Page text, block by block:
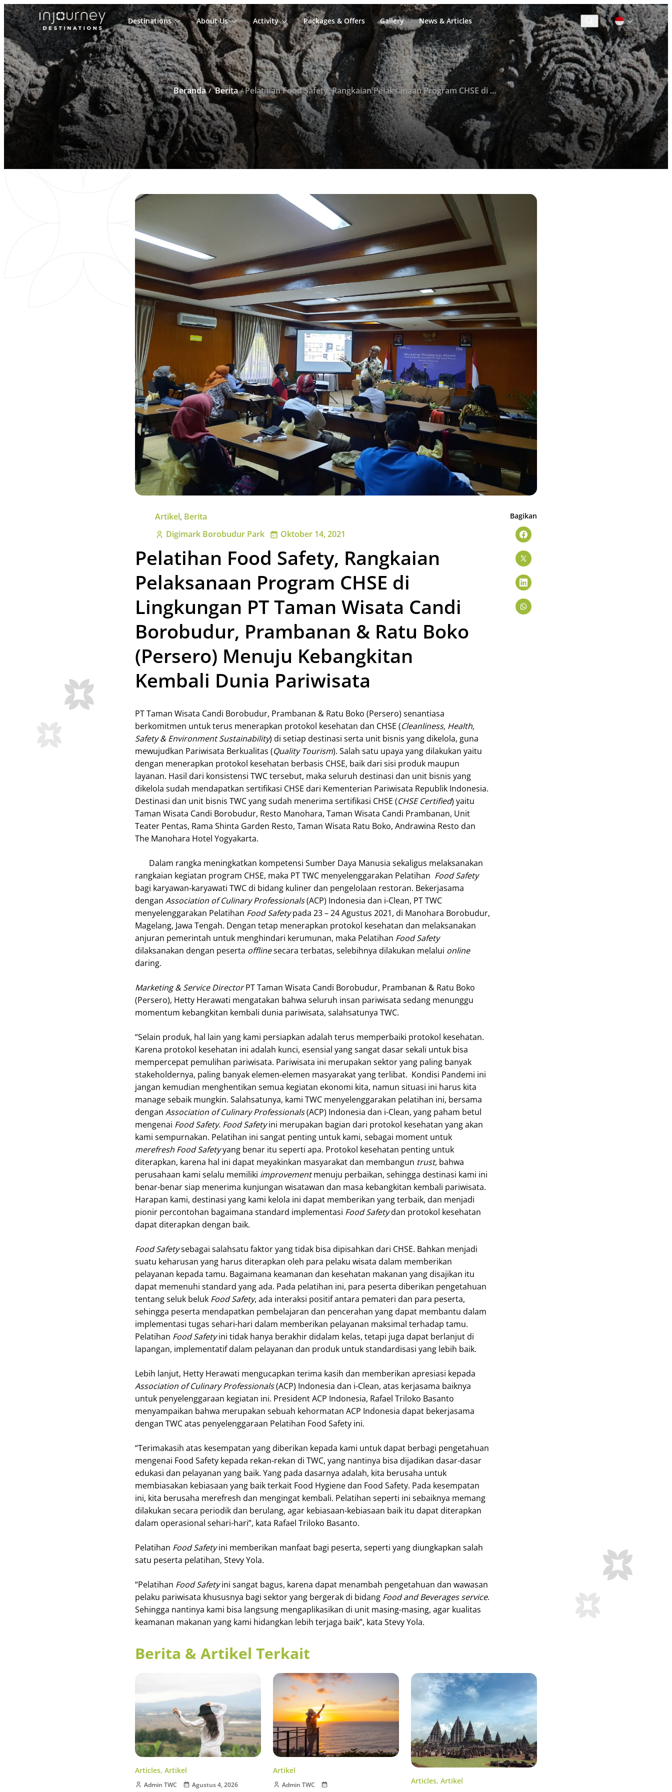
Destinations About Us Activity Packages & Offers Gallery News & Articles
Cari
untuk:
Cari
Beranda Berita Pelatihan Food Safety, Rangkaian Pelaksanaan Program CHSE di Lingkungan PT Taman Wisata Candi Borobudur, Prambanan & Ratu Boko (Persero) Menuju Kebangkitan Kembali Dunia Pariwisata
Artikel, Berita
Digimark Borobudur Park
Oktober 14, 2021
Pelatihan Food Safety, Rangkaian
Pelaksanaan Program CHSE di
Lingkungan PT Taman Wisata Candi
Borobudur, Prambanan & Ratu Boko
(Persero) Menuju Kebangkitan
Kembali Dunia Pariwisata
PT Taman Wisata Candi Borobudur, Prambanan & Ratu Boko (Persero) senantiasa
berkomitmen untuk terus menerapkan protokol kesehatan dan CHSE (Cleanliness, Health,
Safety & Environment Sustainability) di setiap destinasi serta unit bisnis yang dikelola, guna
mewujudkan Pariwisata Berkualitas (Quality Tourism). Salah satu upaya yang dilakukan yaitu
dengan menerapkan protokol kesehatan berbasis CHSE, baik dari sisi produk maupun
layanan. Hasil dari konsistensi TWC tersebut, maka seluruh destinasi dan unit bisnis yang
dikelola sudah mendapatkan sertifikasi CHSE dari Kementerian Pariwisata Republik Indonesia.
Destinasi dan unit bisnis TWC yang sudah menerima sertifikasi CHSE (CHSE Certified) yaitu
Taman Wisata Candi Borobudur, Resto Manohara, Taman Wisata Candi Prambanan, Unit
Teater Pentas, Rama Shinta Garden Resto, Taman Wisata Ratu Boko, Andrawina Resto dan
The Manohara Hotel Yogyakarta.
Dalam rangka meningkatkan kompetensi Sumber Daya Manusia sekaligus melaksanakan
rangkaian kegiatan program CHSE, maka PT TWC menyelenggarakan Pelatihan Food Safety
bagi karyawan-karyawati TWC di bidang kuliner dan pengelolaan restoran. Bekerjasama
dengan Association of Culinary Professionals(ACP) Indonesia dan i-Clean, PT TWC
menyelenggarakan Pelatihan Food Safetypada 23 – 24 Agustus 2021, di Manohara Borobudur,
Magelang, Jawa Tengah. Dengan tetap menerapkan protokol kesehatan dan melaksanakan
anjuran pemerintah untuk menghindari kerumunan, maka Pelatihan Food Safety
dilaksanakan dengan peserta offlinesecara terbatas, selebihnya dilakukan melalui online
daring.
Marketing & Service DirectorPT Taman Wisata Candi Borobudur, Prambanan & Ratu Boko
(Persero), Hetty Herawati mengatakan bahwa seluruh insan pariwisata sedang menunggu
momentum kebangkitan kembali dunia pariwisata, salahsatunya TWC.
“Selain produk, hal lain yang kami persiapkan adalah terus memperbaiki protokol kesehatan.
Karena protokol kesehatan ini adalah kunci, esensial yang sangat dasar sekali untuk bisa
mempercepat pemulihan pariwisata. Pariwisata ini merupakan sektor yang paling banyak
stakeholdernya, paling banyak elemen-elemen masyarakat yang terlibat. Kondisi Pandemi ini
jangan kemudian menghentikan semua kegiatan ekonomi kita, namun situasi ini harus kita
manage sebaik mungkin. Salahsatunya, kami TWC menyelenggarakan pelatihan ini, bersama
dengan Association of Culinary Professionals(ACP) Indonesia dan i-Clean, yang paham betul
mengenai Food Safety. Food Safetyini merupakan bagian dari protokol kesehatan yang akan
kami sempurnakan. Pelatihan ini sangat penting untuk kami, sebagai moment untuk
merefresh Food Safetyyang benar itu seperti apa. Protokol kesehatan penting untuk
diterapkan, karena hal ini dapat meyakinkan masyarakat dan membangun trust, bahwa
perusahaan kami selalu memiliki improvementmenuju perbaikan, sehingga destinasi kami ini
benar-benar siap menerima kunjungan wisatawan dan masa kebangkitan kembali pariwisata.
Harapan kami, destinasi yang kami kelola ini dapat memberikan yang terbaik, dan menjadi
pionir percontohan bagaimana standard implementasi Food Safetydan protokol kesehatan
dapat diterapkan dengan baik.
Food Safetysebagai salahsatu faktor yang tidak bisa dipisahkan dari CHSE. Bahkan menjadi
suatu keharusan yang harus diterapkan oleh para pelaku wisata dalam memberikan
pelayanan kepada tamu. Bagaimana keamanan dan kesehatan makanan yang disajikan itu
dapat memenuhi standard yang ada. Pada pelatihan ini, para peserta diberikan pengetahuan
tentang seluk beluk Food Safety, ada interaksi positif antara pemateri dan para peserta,
sehingga peserta mendapatkan pembelajaran dan pencerahan yang dapat membantu dalam
implementasi tugas sehari-hari dalam memberikan pelayanan maksimal terhadap tamu.
Pelatihan Food Safetyini tidak hanya berakhir didalam kelas, tetapi juga dapat berlanjut di
lapangan, implementatif dalam pelayanan dan produk untuk standardisasi yang lebih baik.
Lebih lanjut, Hetty Herawati mengucapkan terima kasih dan memberikan apresiasi kepada
Association of Culinary Professionals(ACP) Indonesia dan i-Clean, atas kerjasama baiknya
untuk penyelenggaraan kegiatan ini. President ACP Indonesia, Rafael Triloko Basanto
menyampaikan bahwa merupakan sebuah kehormatan ACP Indonesia dapat bekerjasama
dengan TWC atas penyelenggaraan Pelatihan Food Safety ini.
“Terimakasih atas kesempatan yang diberikan kepada kami untuk dapat berbagi pengetahuan
mengenai Food Safety kepada rekan-rekan di TWC, yang nantinya bisa dijadikan dasar-dasar
edukasi dan pelayanan yang baik. Yang pada dasarnya adalah, kita berusaha untuk
membiasakan kebiasaan yang baik terkait Food Hygiene dan Food Safety. Pada kesempatan
ini, kita berusaha merefresh dan mengingat kembali. Pelatihan seperti ini sebaiknya memang
dilakukan secara periodik dan berulang, agar kebiasaan-kebiasaan baik itu dapat diterapkan
dalam operasional sehari-hari”, kata Rafael Triloko Basanto.
Pelatihan Food Safetyini memberikan manfaat bagi peserta, seperti yang diungkapkan salah
satu peserta pelatihan, Stevy Yola.
“Pelatihan Food Safetyini sangat bagus, karena dapat menambah pengetahuan dan wawasan
pelaku pariwisata khususnya bagi sektor yang bergerak di bidang Food and Beverages service.
Sehingga nantinya kami bisa langsung mengaplikasikan di unit masing-masing, agar kualitas
keamanan makanan yang kami hidangkan lebih terjaga baik”, kata Stevy Yola.
Bagikan
Berita & Artikel Terkait
Articles, Artikel
Admin TWC Agustus 4, 2026
Artikel
Admin TWC Articles, Artikel